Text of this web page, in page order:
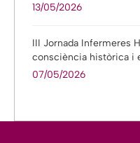
13/05/2026
III Jornada Infermeres
consciència històrica i
07/05/2026